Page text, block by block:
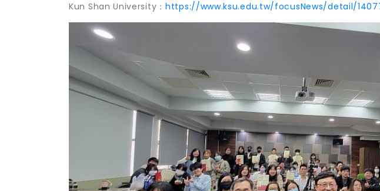
Kun Shan University： https://www.ksu.edu.tw/focusNews/detail/